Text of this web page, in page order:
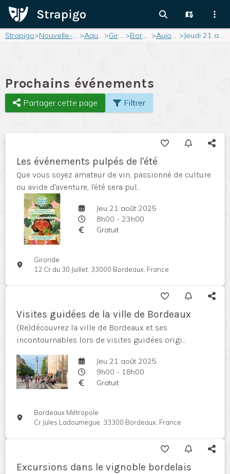
Strapigo> Nouvelle-Aquitaine > Aquitaine > Gironde > Bordeaux > Aujourd'hui > Jeudi 21 août 2025
Prochains événements
Partager cette page Filtrer
Les événements pulpés de l'été
Que vous soyez amateur de vin, passionné de culture
ou avide d'aventure, l'été sera pul...
Jeu 21 août 2025
8h00 - 23h00
Gratuit
Gironde
12 Cr du 30 Juillet, 33000 Bordeaux, France
Visites guidées de la ville de Bordeaux
(Re)découvrez la ville de Bordeaux et ses
incontournables lors de visites guidées origi...
Jeu 21 août 2025
9h00 - 18h00
Gratuit
Bordeaux Métropole
Cr Jules Ladoumegue, 33300 Bordeaux, France
Excursions dans le vignoble bordelais